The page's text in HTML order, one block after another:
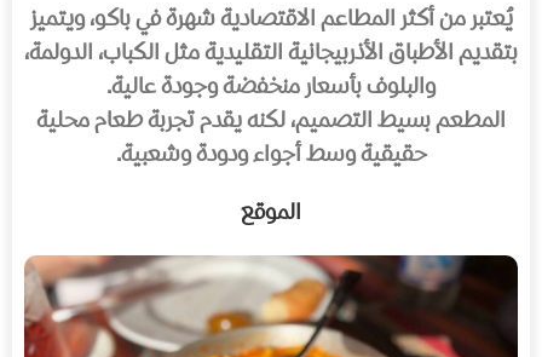
يُعتبر من أكثر المطاعم الاقتصادية شهرة في باكو، ويتميز
بتقديم الأطباق الأذربيجانية التقليدية مثل الكباب، الدولمة،
والبلوف بأسعار منخفضة وجودة عالية.
المطعم بسيط التصميم، لكنه يقدم تجربة طعام محلية
حقيقية وسط أجواء ودودة وشعبية.
الموقع